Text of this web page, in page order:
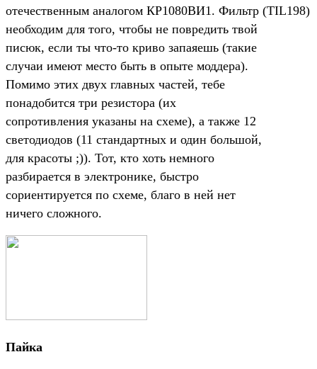
отечественным аналогом КР1080ВИ1. Фильтр (TIL198)
необходим для того, чтобы не повредить твой
писюк, если ты что-то криво запаяешь (такие
случаи имеют место быть в опыте моддера).
Помимо этих двух главных частей, тебе
понадобится три резистора (их
сопротивления указаны на схеме), а также 12
светодиодов (11 стандартных и один большой,
для красоты ;)). Тот, кто хоть немного
разбирается в электронике, быстро
сориентируется по схеме, благо в ней нет
ничего сложного.
Пайка